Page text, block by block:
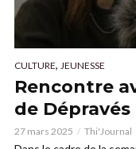
CULTURE, JEUNESSE
Rencontre
de Dépravés
27 mars 2025 Thi'Journal